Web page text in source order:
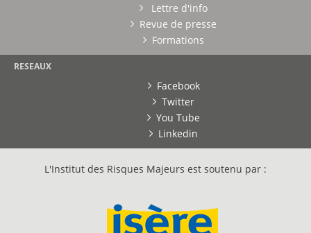
Lettre d'info
Revue de presse
Formations
RESEAUX
Facebook
Twitter
You Tube
Linkedin
L'Institut des Risques Majeurs est soutenu par :